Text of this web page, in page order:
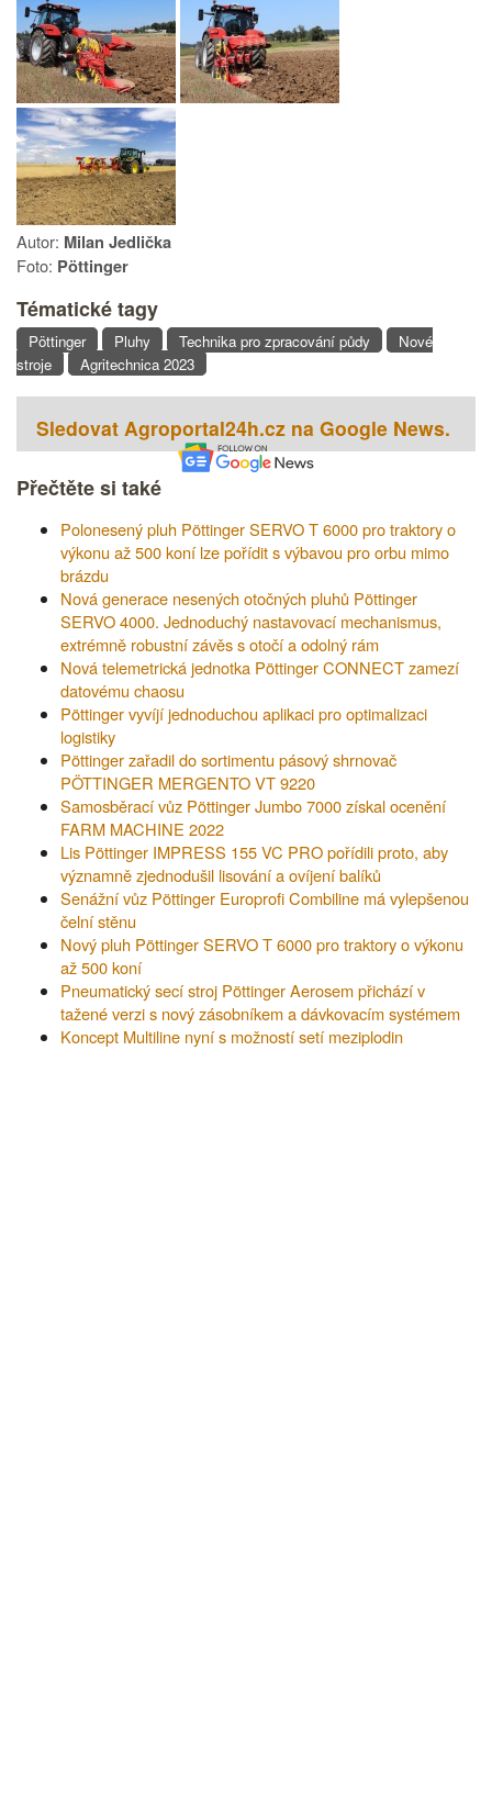
Autor: Milan Jedlička
Foto: Pöttinger
Tématické tagy
Pöttinger Pluhy Technika pro zpracování půdy
Nové
stroje
Agritechnica 2023
Sledovat Agroportal24h.cz na Google News.
Přečtěte si také
Polonesený pluh Pöttinger SERVO T 6000 pro traktory o
výkonu až 500 koní lze pořídit s výbavou pro orbu mimo
brázdu
Nová generace nesených otočných pluhů Pöttinger
SERVO 4000. Jednoduchý nastavovací mechanismus,
extrémně robustní závěs s otočí a odolný rám
Nová telemetrická jednotka Pöttinger CONNECT zamezí
datovému chaosu
Pöttinger vyvíjí jednoduchou aplikaci pro optimalizaci
logistiky
Pöttinger zařadil do sortimentu pásový shrnovač
PÖTTINGER MERGENTO VT 9220
Samosběrací vůz Pöttinger Jumbo 7000 získal ocenění
FARM MACHINE 2022
Lis Pöttinger IMPRESS 155 VC PRO pořídili proto, aby
významně zjednodušil lisování a ovíjení balíků
Senážní vůz Pöttinger Europrofi Combiline má vylepšenou
čelní stěnu
Nový pluh Pöttinger SERVO T 6000 pro traktory o výkonu
až 500 koní
Pneumatický secí stroj Pöttinger Aerosem přichází v
tažené verzi s nový zásobníkem a dávkovacím systémem
Koncept Multiline nyní s možností setí meziplodin